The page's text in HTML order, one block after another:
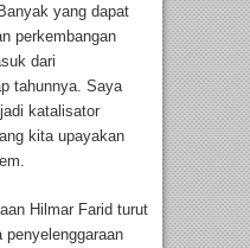
yang dapat
perkembangan
dari
tahunnya. Saya
katalisator
kita upayakan
Hilmar Farid turut